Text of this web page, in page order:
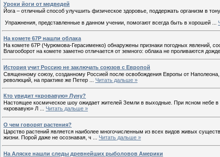
Уроки йоги от медведей
Йога – отличный способ улучшить физическое здоровье, поддержать организм в
Упражнения, представленные в данном учении, помогают всегда быть в хорошей
На комете 67P нашли облака
На комете 67P (Чурюмова-Герасименко) обнаружены признаки погодных явлений,
Влагооборот на комете заметно отличается от земного: облака не проливаются
История учит Россию не заключать союзов с Европой
Священному союзу, созданному Россией после освобождения Европы от
революций, на практике же Петер
Читать дальше »
Кто увидит «кровавую» Луну?
Настоящее космическое шоу ожидает жителей Земли в выходные. При ясном небе
«кровавую» Л ... Читать дальше »
О чем говорят растения?
Царство растений является наиболее многочисленным из всех видов живых
жизни. Порой даже не осознавая, ч
Читать дальше »
На Аляске нашли следы древнейших рыболовов Америки